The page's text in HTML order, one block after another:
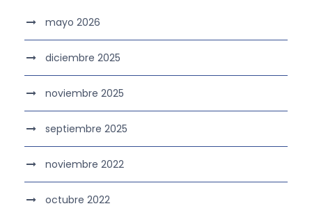
mayo 2026
diciembre 2025
noviembre 2025
septiembre 2025
noviembre 2022
octubre 2022